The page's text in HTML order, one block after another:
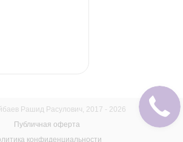
Публичная оферта
Рашид Расулович, 2017 - 2026
конфиденциальности